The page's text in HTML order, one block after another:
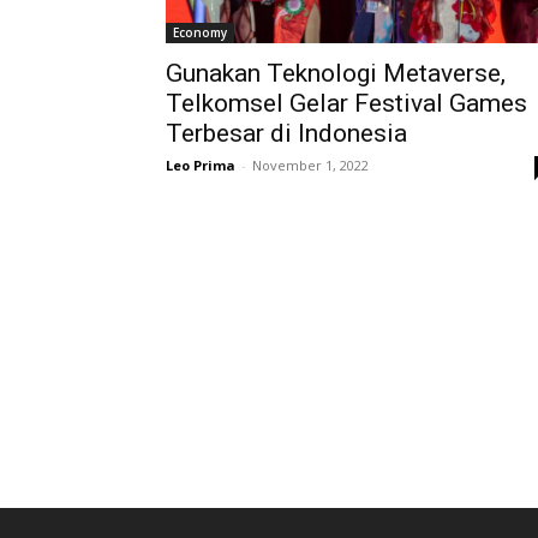
Economy
Gunakan Teknologi Metaverse,
Telkomsel Gelar Festival Games
Terbesar di Indonesia
Leo Prima - November 1, 2022